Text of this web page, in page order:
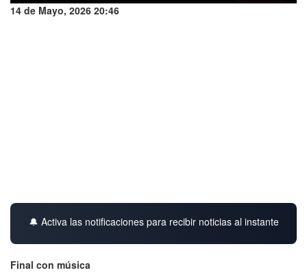
14 de Mayo, 2026 20:46
🔔 Activa las notificaciones para recibir noticias al instante
Final con música